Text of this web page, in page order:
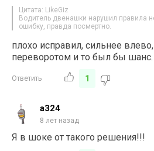
Цитата: LikeGiz
Водитель двенашки нарушил правила
ошибку, правда посмертно.
плохо исправил, сильнее
переворотом и то был бы шанс.
Ответить 1
a324
8 лет назад
Я в шоке от такого решения!!!